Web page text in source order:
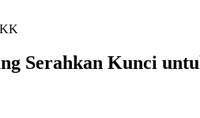
Serahkan Kunci